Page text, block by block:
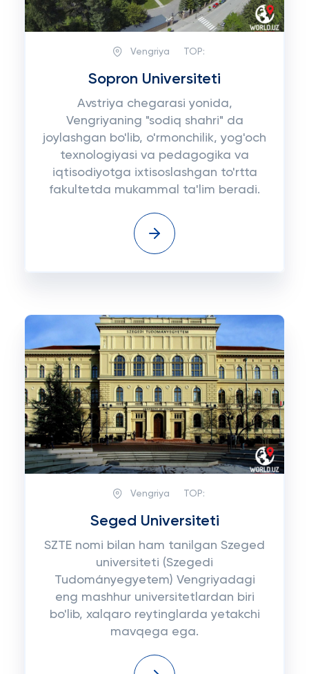
Vengriya TOP:
Sopron Universiteti
Avstriya chegarasi yonida,
Vengriyaning "sodiq shahri" da
joylashgan bo'lib, o'rmonchilik, yog'och
texnologiyasi va pedagogika va
iqtisodiyotga ixtisoslashgan to'rtta
fakultetda mukammal ta'lim beradi.
Vengriya TOP:
Seged Universiteti
SZTE nomi bilan ham tanilgan Szeged
universiteti (Szegedi
Tudományegyetem) Vengriyadagi
eng mashhur universitetlardan biri
bo'lib, xalqaro reytinglarda yetakchi
mavqega ega.